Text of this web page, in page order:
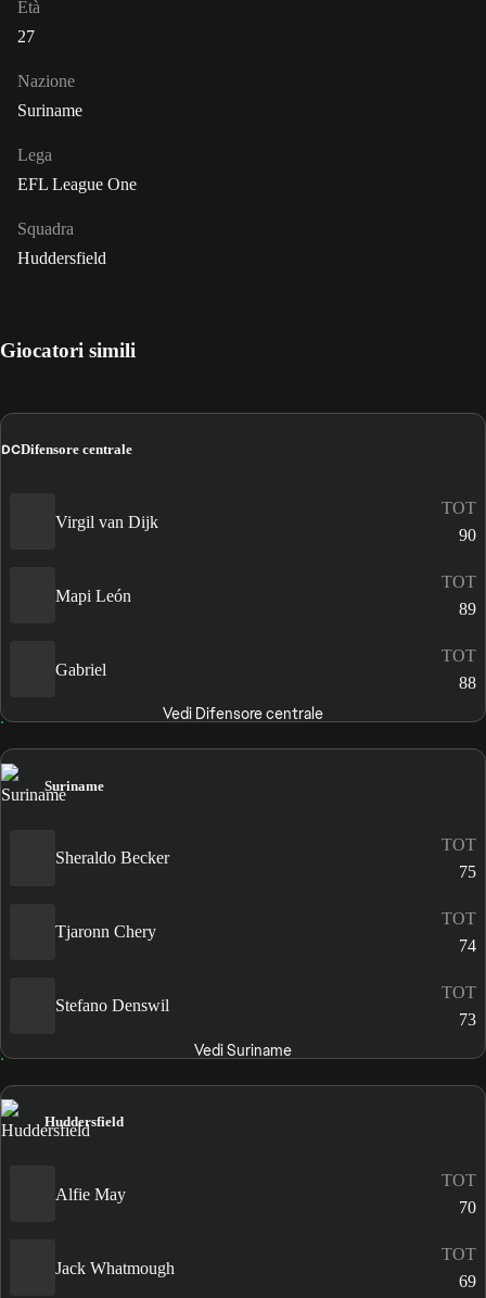
Età
27
Nazione
Suriname
Lega
EFL League One
Squadra
Huddersfield
Giocatori simili
DCDifensore centrale
Virgil van Dijk
TOT
90
Mapi León
TOT
89
Gabriel
TOT
88
Vedi Difensore centrale
Suriname
Sheraldo Becker
TOT
75
Tjaronn Chery
TOT
74
Stefano Denswil
TOT
73
Vedi Suriname
Huddersfield
Alfie May
TOT
70
Jack Whatmough
TOT
69